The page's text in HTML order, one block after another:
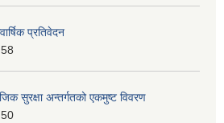
प्रतिवेदन
सुरक्षा अन्तर्गतको एकमुष्ट विवरण